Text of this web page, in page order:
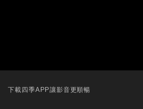
下載四季APP讓影音更順暢